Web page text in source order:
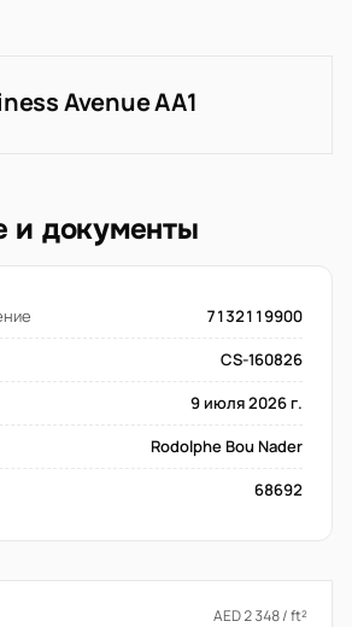
Avenue AA1
и документы
7132119900
CS-160826
9 июля 2026 г.
Rodolphe Bou Nader
68692
AED 2 348 / ft²